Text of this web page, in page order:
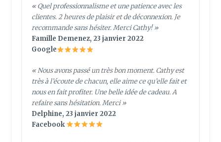
«Quel professionnalisme et une patience avec les
clientes. 2 heures de plaisir et de déconnexion. Je
recommande sans hésiter. Merci Cathy!»
Famille Demenez, 23 janvier 2022
Google
« Nous avons passé un très bon moment. Cathy est
très à l’écoute de chacun, elle aime ce qu’elle fait et
nous en fait profiter. Une belle idée de cadeau. A
refaire sans hésitation. Merci »
Delphine, 23 janvier 2022
Facebook